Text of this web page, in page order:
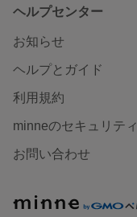
ヘルプセンター
お知らせ
ヘルプとガイド
利用規約
minneのセキュリティ
お問い合わせ